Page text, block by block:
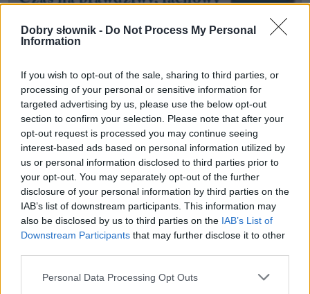
Dobry słownik - Do Not Process My Personal
Information
If you wish to opt-out of the sale, sharing to third parties, or
processing of your personal or sensitive information for
targeted advertising by us, please use the below opt-out
section to confirm your selection. Please note that after your
opt-out request is processed you may continue seeing
interest-based ads based on personal information utilized by
us or personal information disclosed to third parties prior to
your opt-out. You may separately opt-out of the further
disclosure of your personal information by third parties on the
IAB’s list of downstream participants. This information may
also be disclosed by us to third parties on the IAB’s List of
Downstream Participants that may further disclose it to other
Please note that this website/app uses one or more Google
Personal Data Processing Opt Outs
Pozostały wątpliwości? Brakuje czegoś w haśle?
Zobacz, co zyskują abonenci Dobrego słownika.
SPRAWDŹ
Często sprawdzane
Gdy mówią o Ronaldzie